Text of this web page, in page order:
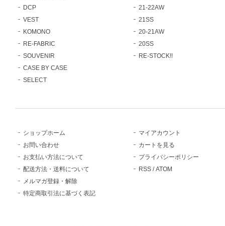
DCP
VEST
KOMONO
RE-FABRIC
SOUVENIR
CASE BY CASE
SELECT
21-22AW
21SS
20-21AW
20SS
RE-STOCK!!
ショップホーム
お問い合わせ
お支払い方法について
配送方法・送料について
メルマガ登録・解除
特定商取引法に基づく表記
マイアカウント
カートを見る
プライバシーポリシー
RSS /ATOM